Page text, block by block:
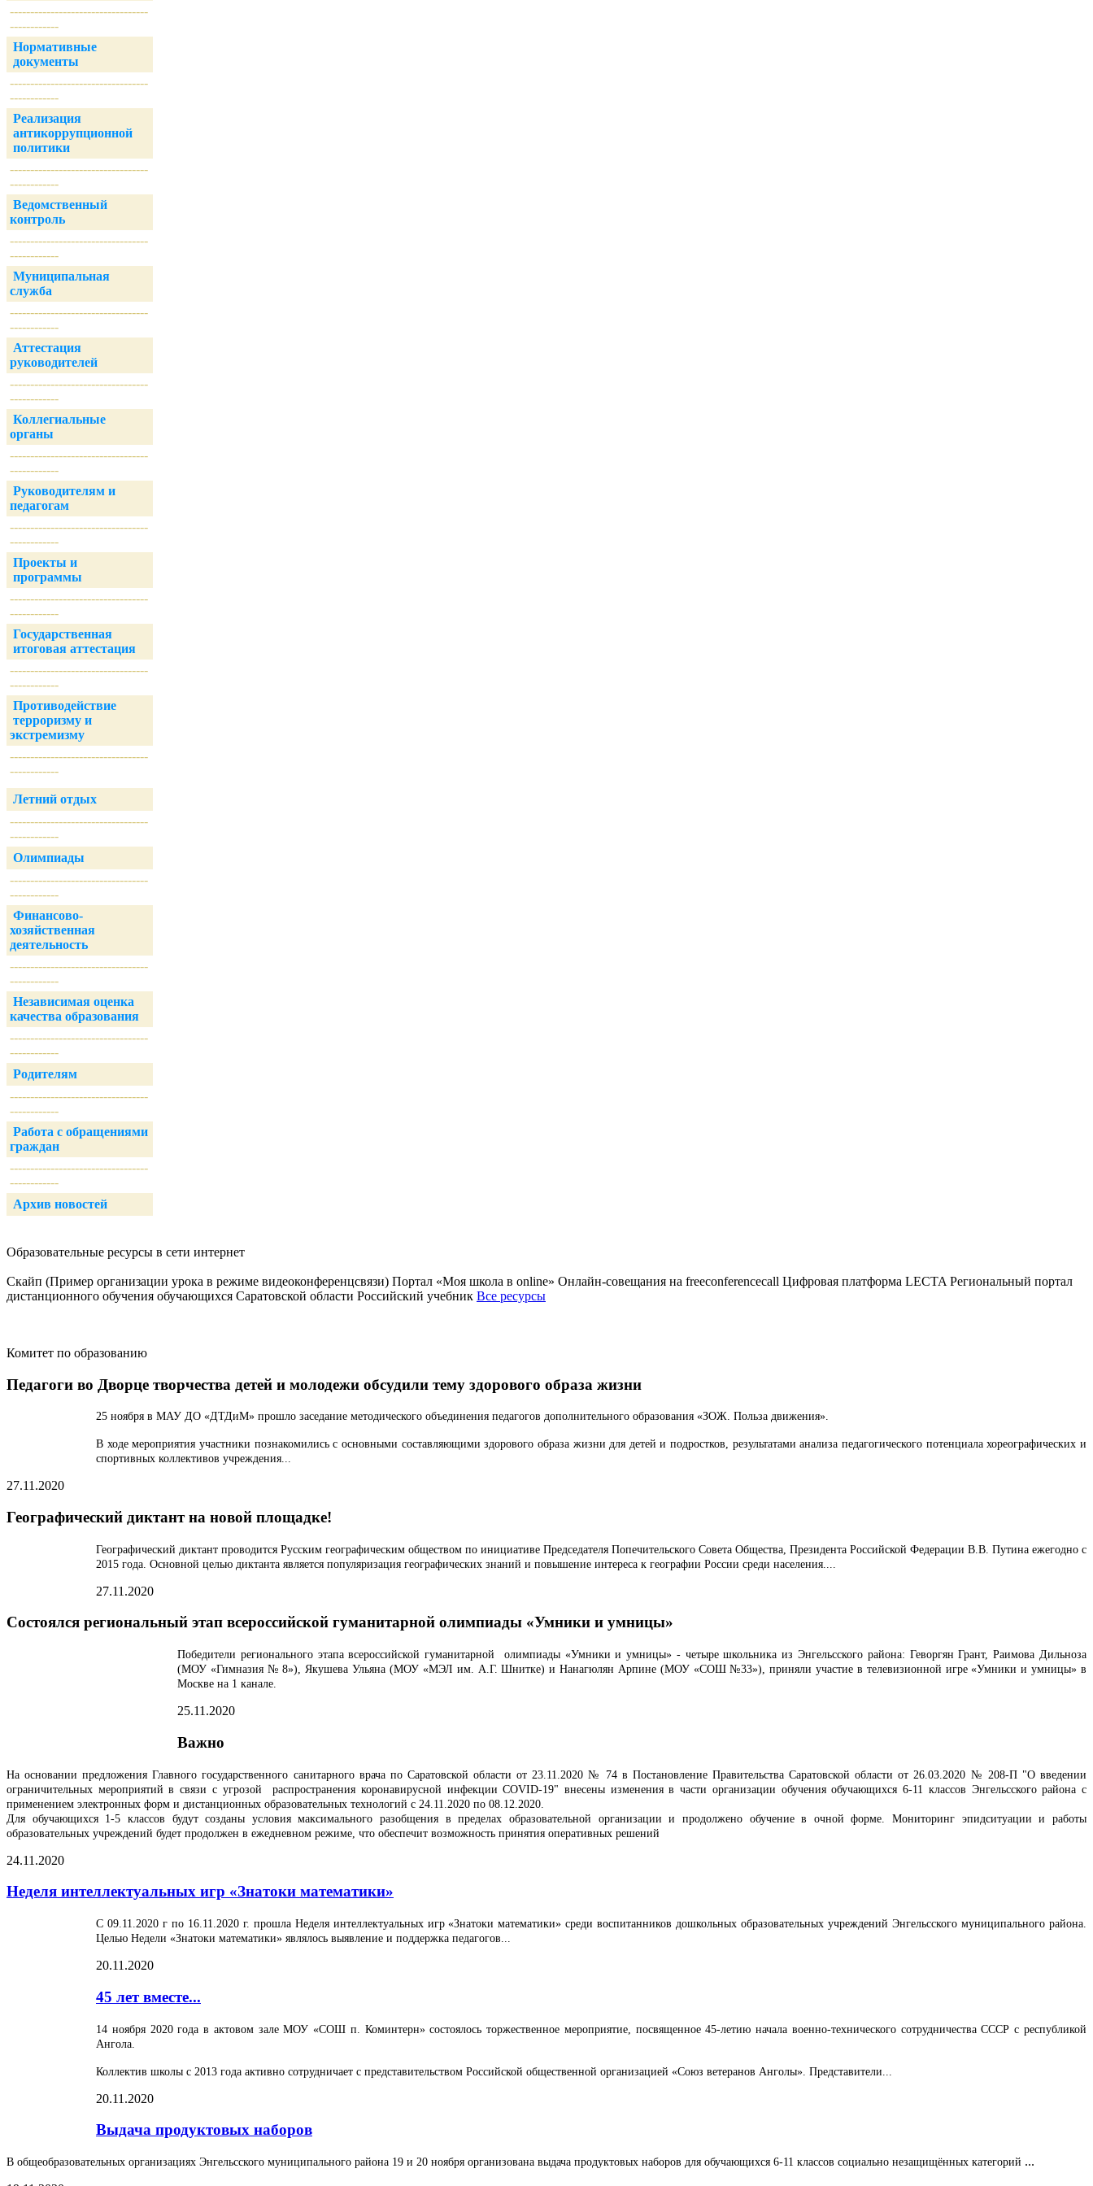
----------------------------------
------------
Нормативные
документы
----------------------------------
------------
Реализация
антикоррупционной
политики
----------------------------------
------------
Ведомственный
контроль
----------------------------------
------------
Муниципальная
служба
----------------------------------
------------
Аттестация
руководителей
----------------------------------
------------
Коллегиальные
органы
----------------------------------
------------
Руководителям и
педагогам
----------------------------------
------------
Проекты и
программы
----------------------------------
------------
Государственная
итоговая аттестация
----------------------------------
------------
Противодействие
терроризму и
экстремизму
----------------------------------
------------
Летний отдых
----------------------------------
------------
Олимпиады
----------------------------------
------------
Финансово-
хозяйственная
деятельность
----------------------------------
------------
Независимая оценка
качества образования
----------------------------------
------------
Родителям
----------------------------------
------------
Работа с обращениями
граждан
----------------------------------
------------
Архив новостей
Образовательные ресурсы в сети интернет
Скайп (Пример организации урока в режиме видеоконференцсвязи) Портал «Моя школа в online» Онлайн-совещания на freeconferencecall Цифровая платформа LECTA Региональный портал
дистанционного обучения обучающихся Саратовской области Российский учебник Все ресурсы
Комитет по образованию
Педагоги во Дворце творчества детей и молодежи обсудили тему здорового образа жизни
25 ноября в МАУ ДО «ДТДиМ» прошло заседание методического объединения педагогов дополнительного образования «ЗОЖ. Польза движения».
В ходе мероприятия участники познакомились с основными составляющими здорового образа жизни для детей и подростков, результатами анализа педагогического потенциала хореографических и
спортивных коллективов учреждения...
27.11.2020
Географический диктант на новой площадке!
Географический диктант проводится Русским географическим обществом по инициативе Председателя Попечительского Совета Общества, Президента Российской Федерации В.В. Путина ежегодно с
2015 года. Основной целью диктанта является популяризация географических знаний и повышение интереса к географии России среди населения....
27.11.2020
Состоялся региональный этап всероссийской гуманитарной олимпиады «Умники и умницы»
Победители регионального этапа всероссийской гуманитарной олимпиады «Умники и умницы» - четыре школьника из Энгельсского района: Геворгян Грант, Раимова Дильноза
(МОУ «Гимназия № 8»), Якушева Ульяна (МОУ «МЭЛ им. А.Г. Шнитке) и Нанагюлян Арпине (МОУ «СОШ №33»), приняли участие в телевизионной игре «Умники и умницы» в
Москве на 1 канале.
25.11.2020
Важно
На основании предложения Главного государственного санитарного врача по Саратовской области от 23.11.2020 № 74 в Постановление Правительства Саратовской области от 26.03.2020 № 208-П "О введении
ограничительных мероприятий в связи с угрозой распространения коронавирусной инфекции COVID-19" внесены изменения в части организации обучения обучающихся 6-11 классов Энгельсского района с
применением электронных форм и дистанционных образовательных технологий с 24.11.2020 по 08.12.2020.
Для обучающихся 1-5 классов будут созданы условия максимального разобщения в пределах образовательной организации и продолжено обучение в очной форме. Мониторинг эпидситуации и работы
образовательных учреждений будет продолжен в ежедневном режиме, что обеспечит возможность принятия оперативных решений
24.11.2020
Неделя интеллектуальных игр «Знатоки математики»
С 09.11.2020 г по 16.11.2020 г. прошла Неделя интеллектуальных игр «Знатоки математики» среди воспитанников дошкольных образовательных учреждений Энгельсского муниципального района.
Целью Недели «Знатоки математики» являлось выявление и поддержка педагогов...
20.11.2020
45 лет вместе...
14 ноября 2020 года в актовом зале МОУ «СОШ п. Коминтерн» состоялось торжественное мероприятие, посвященное 45-летию начала военно-технического сотрудничества СССР с республикой
Ангола.
Коллектив школы с 2013 года активно сотрудничает с представительством Российской общественной организацией «Союз ветеранов Анголы». Представители...
20.11.2020
Выдача продуктовых наборов
В общеобразовательных организациях Энгельсского муниципального района 19 и 20 ноября организована выдача продуктовых наборов для обучающихся 6-11 классов социально незащищённых категорий ...